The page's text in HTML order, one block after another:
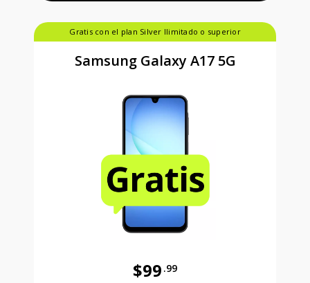
Gratis con el plan Silver Ilimitado o superior
Samsung Galaxy A17 5G
$99 .99